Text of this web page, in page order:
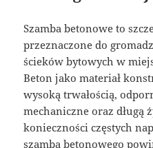
Szamba betonowe to
przeznaczone do
ścieków bytowych w
Beton jako materiał
wysoką trwałością,
mechaniczne oraz długą
konieczności częstych
szamba betonowego